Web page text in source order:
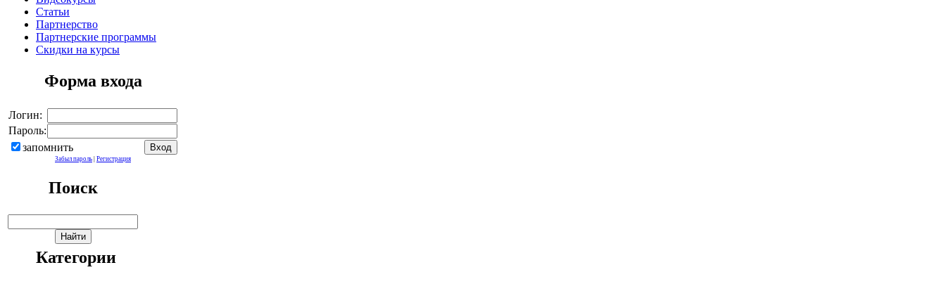
Статьи
Партнерство
Партнерские программы
Скидки на курсы
Форма входа
Логин:
Пароль:
запомнить
Забыл пароль Регистрация
Поиск
Категории